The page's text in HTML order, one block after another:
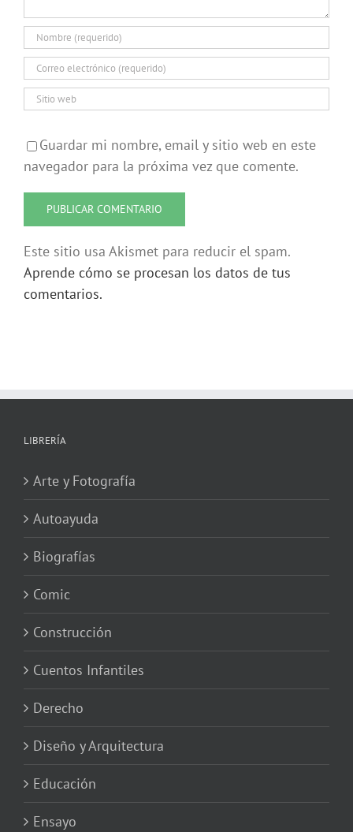
Guardar mi nombre, email y sitio web en este
navegador para la próxima vez que comente.
Este sitio usa Akismet para reducir el spam.
Aprende cómo se procesan los datos de tus
comentarios.
LIBRERÍA
Arte y Fotografía
Autoayuda
Biografías
Comic
Construcción
Cuentos Infantiles
Derecho
Diseño y Arquitectura
Educación
Ensayo